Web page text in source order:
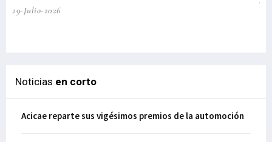
29-Julio-2026
Noticias en corto
Acicae reparte sus vigésimos premios de la automoción